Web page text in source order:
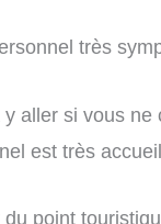
très
aller si vous
est très
point